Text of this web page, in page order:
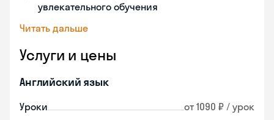
увлекательного обучения
Читать дальше
Услуги и цены
Английский язык
Уроки от 1090 ₽ / урок